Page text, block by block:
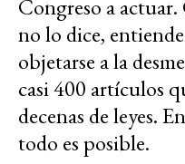
Congreso a
no lo dice,
objetarse a la
casi 400 artículos
decenas de leyes.
todo es posible.